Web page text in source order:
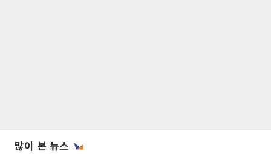
많이 본 뉴스